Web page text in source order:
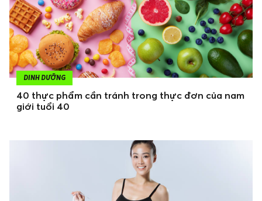
DINH DƯỠNG
40 thực phẩm cần tránh trong thực đơn của nam
giới tuổi 40